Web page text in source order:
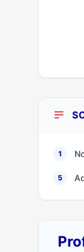
1
5